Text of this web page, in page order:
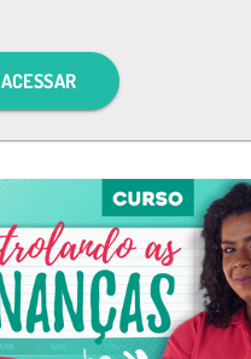
ACESSAR